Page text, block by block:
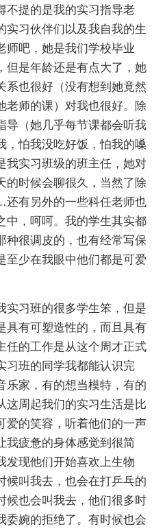
不提的是我的实习指导老
实习伙伴们以及我自我的生
师吧，她是我们学校毕业
但是年龄还是有点大了，她
系也很好（没有想到她竟然
老师的课）对我也很好。除
导（她几乎每节课都会听我
，怕我没吃好饭，怕我的嗓
我实习班级的班主任，她对
的时候会聊很久，当然了除
有另外的一些科任老师也
中，呵呵。我的学生其实都
种很调皮的，也有经常写保
至少在我眼中他们都是可爱
实习班的很多学生笨，但是
具有可塑造性的，而且具有
任的工作是从这个周才正式
习班的同学我都能认识完
乐家，有的想当模特，有的
这周起我们的实习生活是比
爱的笑容，听着他们的一声
我疲惫的身体感觉到很简
发现他们开始喜欢上生物
候叫我去，也会在打乒乓的
候也会叫我去，他们很多时
委婉的拒绝了。有时候也会